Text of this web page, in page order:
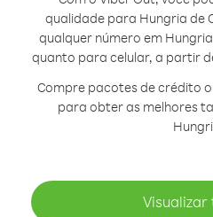
qualidade para Hungria de
qualquer número em
quanto para celular, a partir
Compre pacotes de crédito
para obter as melhores
Visualizar